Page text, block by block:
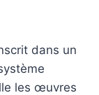
dans un
les œuvres